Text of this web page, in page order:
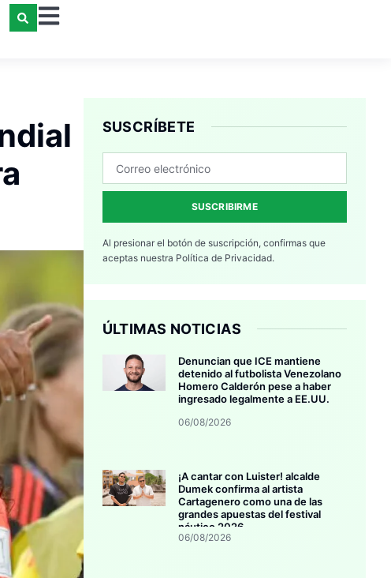
SUSCRÍBETE
SUSCRIBIRME
Al presionar el botón de suscripción, confirmas que
aceptas nuestra Política de Privacidad.
ÚLTIMAS NOTICIAS
Denuncian que ICE mantiene
detenido al futbolista Venezolano
Homero Calderón pese a haber
ingresado legalmente a EE.UU.
06/08/2026
¡A cantar con Luister! alcalde
Dumek confirma al artista
Cartagenero como una de las
grandes apuestas del festival
náutico 2026
06/08/2026